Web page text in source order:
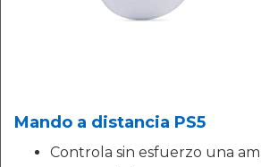
Mando a distancia PS5
Controla sin esfuerzo una